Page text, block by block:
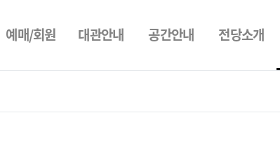
예매/회원 대관안내 공간안내 전당소개